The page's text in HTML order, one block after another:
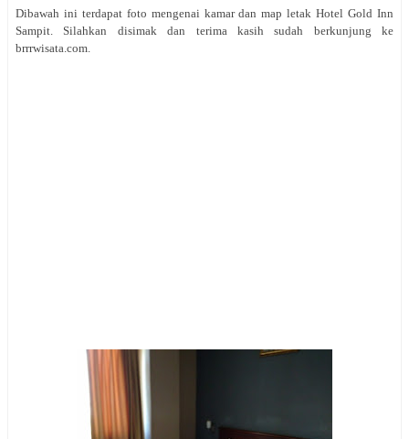
Dibawah ini terdapat foto mengenai kamar dan map letakHotel Gold Inn
Sampit. Silahkan disimak dan terima kasih sudah berkunjung ke
brrrwisata.com.